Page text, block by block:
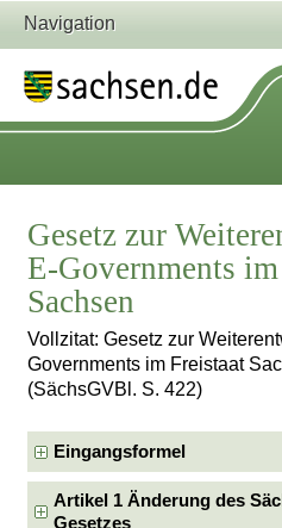
Navigation
Gesetz zur
E-Governments
Sachsen
Vollzitat: Gesetz zur
Governments im Freistaat
(SächsGVBl. S. 422)
Eingangsformel
Artikel 1 Änderung des
Gesetzes